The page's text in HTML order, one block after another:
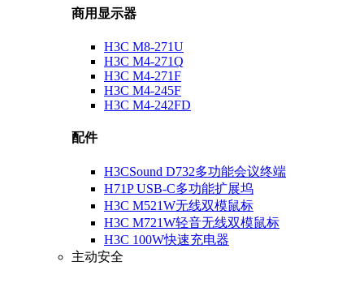
商用显示器
H3C M8-271U
H3C M4-271Q
H3C M4-271F
H3C M4-245F
H3C M4-242FD
配件
H3CSound D732多功能会议终端
H71P USB-C多功能扩展坞
H3C M521W无线双模鼠标
H3C M721W轻音无线双模鼠标
H3C 100W快速充电器
主动安全